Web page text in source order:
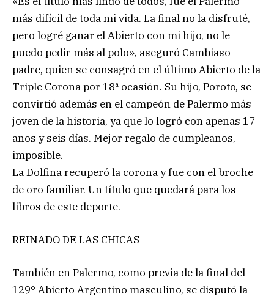
más difícil de toda mi vida. La final no la disfruté,
pero logré ganar el Abierto con mi hijo, no le
puedo pedir más al polo», aseguró Cambiaso
padre, quien se consagró en el último Abierto de la
Triple Corona por 18ª ocasión. Su hijo, Poroto, se
convirtió además en el campeón de Palermo más
joven de la historia, ya que lo logró con apenas 17
años y seis días. Mejor regalo de cumpleaños,
imposible.
La Dolfina recuperó la corona y fue con el broche
de oro familiar. Un título que quedará para los
libros de este deporte.
REINADO DE LAS CHICAS
También en Palermo, como previa de la final del
129° Abierto Argentino masculino, se disputó la